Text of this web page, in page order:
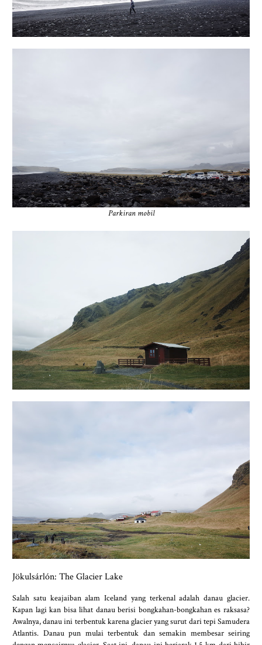
Parkiran mobil
Jökulsárlón: The Glacier Lake
Salah satu keajaiban alam Iceland yang terkenal adalah danau glacier.
Kapan lagi kan bisa lihat danau berisi bongkahan-bongkahan es raksasa?
Awalnya, danau ini terbentuk karena glacier yang surut dari tepi Samudera
Atlantis. Danau pun mulai terbentuk dan semakin membesar seiring